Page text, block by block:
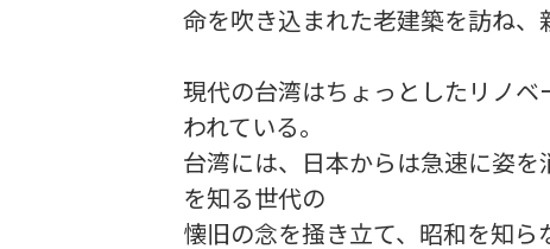
命を吹き込まれた老建築を訪ね、
現代の台湾はちょっとしたリノ
われている。
台湾には、日本からは急速に姿
を知る世代の
懐旧の念を掻き立て、昭和を知